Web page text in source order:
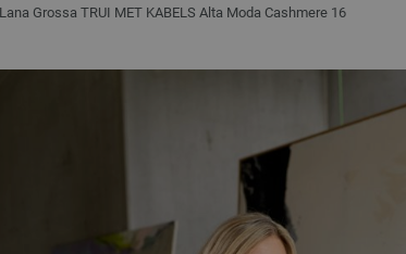
Lana Grossa TRUI MET KABELS Alta Moda Cashmere 16